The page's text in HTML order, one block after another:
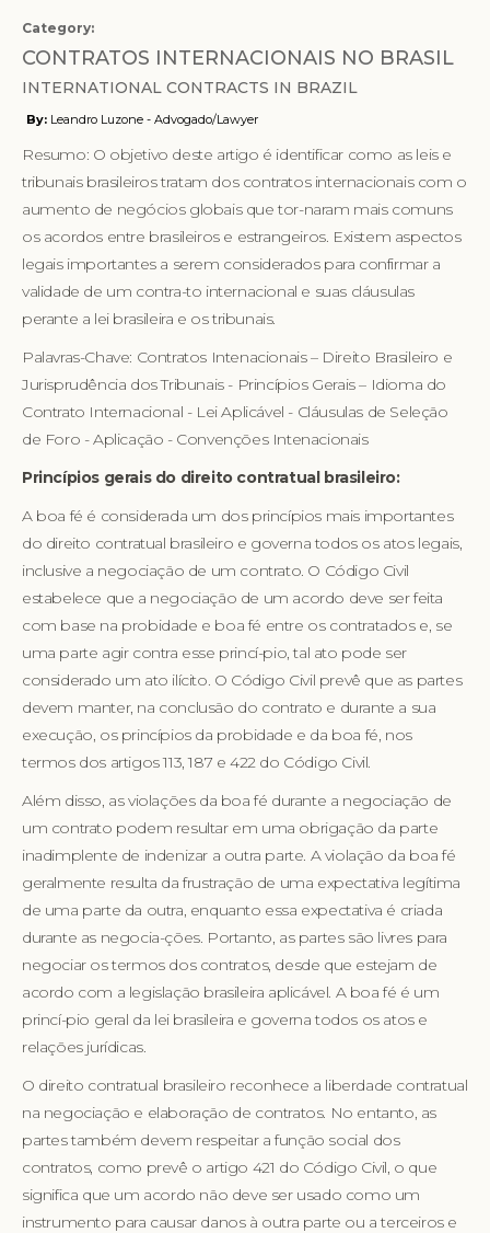
Category:
CONTRATOS INTERNACIONAIS NO BRASIL
INTERNATIONAL CONTRACTS IN BRAZIL
By: Leandro Luzone - Advogado/Lawyer
Resumo: O objetivo deste artigo é identificar como as leis e
tribunais brasileiros tratam dos contratos internacionais com o
aumento de negócios globais que tor-naram mais comuns
os acordos entre brasileiros e estrangeiros. Existem aspectos
legais importantes a serem considerados para confirmar a
validade de um contra-to internacional e suas cláusulas
perante a lei brasileira e os tribunais.
Palavras-Chave: Contratos Intenacionais – Direito Brasileiro e
Jurisprudência dos Tribunais - Princípios Gerais – Idioma do
Contrato Internacional - Lei Aplicável - Cláusulas de Seleção
de Foro - Aplicação - Convenções Intenacionais
Princípios gerais do direito contratual brasileiro:
A boa fé é considerada um dos princípios mais importantes
do direito contratual brasileiro e governa todos os atos legais,
inclusive a negociação de um contrato. O Código Civil
estabelece que a negociação de um acordo deve ser feita
com base na probidade e boa fé entre os contratados e, se
uma parte agir contra esse princí-pio, tal ato pode ser
considerado um ato ilícito. O Código Civil prevê que as partes
devem manter, na conclusão do contrato e durante a sua
execução, os princípios da probidade e da boa fé, nos
termos dos artigos 113, 187 e 422 do Código Civil.
Além disso, as violações da boa fé durante a negociação de
um contrato podem resultar em uma obrigação da parte
inadimplente de indenizar a outra parte. A violação da boa fé
geralmente resulta da frustração de uma expectativa legítima
de uma parte da outra, enquanto essa expectativa é criada
durante as negocia-ções. Portanto, as partes são livres para
negociar os termos dos contratos, desde que estejam de
acordo com a legislação brasileira aplicável. A boa fé é um
princí-pio geral da lei brasileira e governa todos os atos e
relações jurídicas.
O direito contratual brasileiro reconhece a liberdade contratual
na negociação e elaboração de contratos. No entanto, as
partes também devem respeitar a função social dos
contratos, como prevê o artigo 421 do Código Civil, o que
significa que um acordo não deve ser usado como um
instrumento para causar danos à outra parte ou a terceiros e